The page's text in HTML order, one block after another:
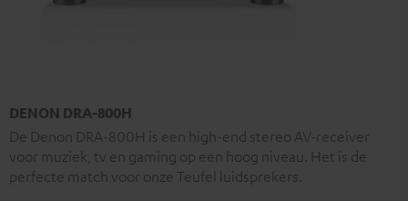
DENON DRA-800H
De Denon DRA-800H is een high-end stereo AV-receiver
voor muziek, tv en gaming op een hoog niveau. Het is de
perfecte match voor onze Teufel luidsprekers.